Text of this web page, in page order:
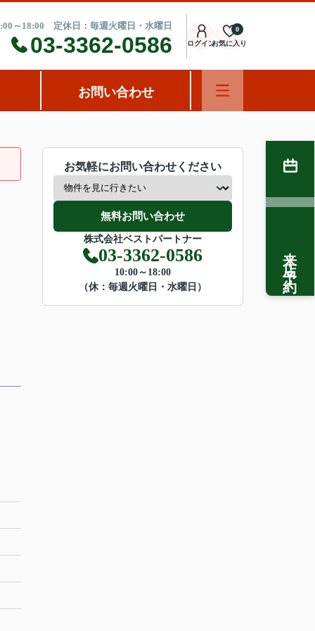
～18:00 定休日：毎週火曜日・水曜日
03-3362-0586 ログインお気に入り
0
お問い合わせ
お気軽にお問い合わせください
無料お問い合わせ
株式会社ベストパートナー
03-3362-0586
10:00～18:00
（休：毎週火曜日・水曜日）
来店予約